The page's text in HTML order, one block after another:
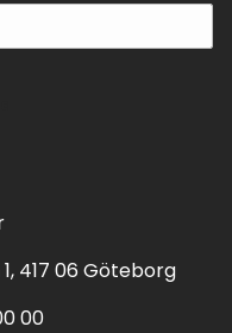
417 06 Göteborg
00